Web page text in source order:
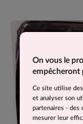
On vous le
empêcheront
Ce site utilise
et analyser son
partenaires - des
mesurer leur